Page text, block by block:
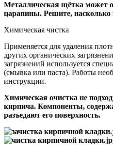
Металлическая щётка может
царапины. Решите, насколько
Химическая чистка
Применяется для удаления
других органических
загрязнений используется
(смывка или паста). Работы
инструкции.
Химическая очистка не
кирпича. Компоненты,
разъедают его поверхность.